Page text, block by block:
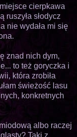
cierpkawa
ruszyła słodycz
nie wydała mi się
znad nich dym,
to też goryczka i
która zrobiła
świeżość lasu
konkretnych
albo raczej
Taki z